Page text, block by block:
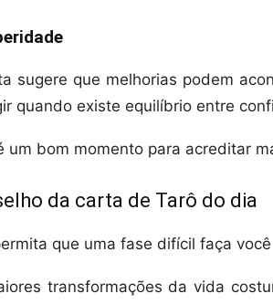
sugere que melhorias podem
quando existe equilíbrio entre
um bom momento para acreditar
da carta de Tarô do dia
que uma fase difícil faça
transformações da vida